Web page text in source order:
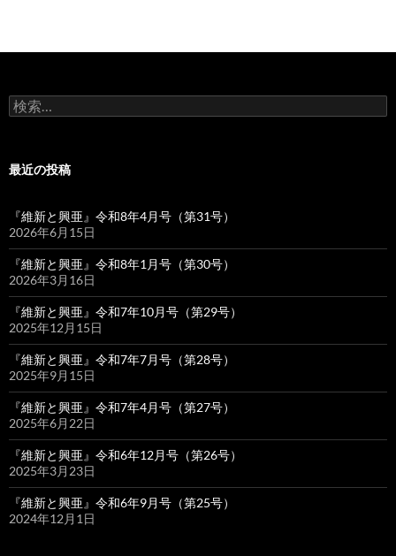
検
索:
最近の投稿
『維新と興亜』令和8年4月号（第31号）
2026年6月15日
『維新と興亜』令和8年1月号（第30号）
2026年3月16日
『維新と興亜』令和7年10月号（第29号）
2025年12月15日
『維新と興亜』令和7年7月号（第28号）
2025年9月15日
『維新と興亜』令和7年4月号（第27号）
2025年6月22日
『維新と興亜』令和6年12月号（第26号）
2025年3月23日
『維新と興亜』令和6年9月号（第25号）
2024年12月1日